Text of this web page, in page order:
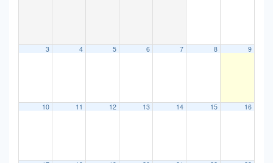
3 4 5 6 7 8 9
10 11 12 13 14 15 16